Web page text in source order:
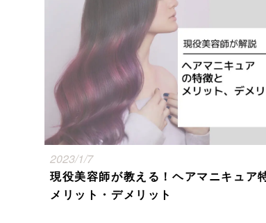
2023/1/7
現役美容師が教える！ヘアマニキュア
メリット・デメリット